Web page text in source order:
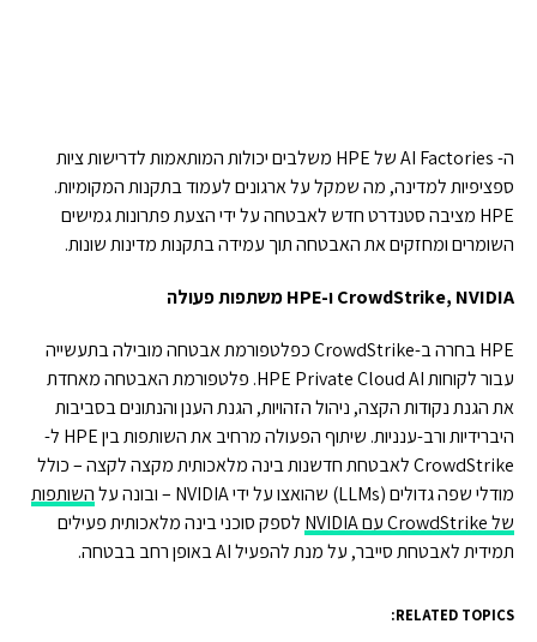
ה- AI Factories של HPE משלבים יכולות המותאמות לדרישות ציות
ספציפיות למדינה, מה שמקל על ארגונים לעמוד בתקנות המקומיות.
HPE מציבה סטנדרט חדש לאבטחה על ידי הצעת פתרונות גמישים
השומרים ומחזקים את האבטחה תוך עמידה בתקנות מדינות שונות.
CrowdStrike, NVIDIAו-HPE משתפותפעולה
HPE בחרה ב-CrowdStrike כפלטפורמת אבטחה מובילה בתעשייה
עבור לקוחות HPE Private Cloud AI. פלטפורמת האבטחה מאחדת
את הגנת נקודות הקצה, ניהול הזהויות, הגנת הענן והנתונים בסביבות
היברידיות ורב-ענניות. שיתוף הפעולה מרחיב את השותפות בין HPE ל-
CrowdStrike לאבטחת חדשנות בינה מלאכותית מקצה לקצה – כולל
מודלי שפה גדולים (LLMs) שהואצו על ידי NVIDIA – ובונה על
השותפות
של CrowdStrike עם NVIDIA
לספק סוכני בינה מלאכותית פעילים
תמידית לאבטחת סייבר, על מנת להפעיל AI באופן רחב בבטחה.
RELATED TOPICS: